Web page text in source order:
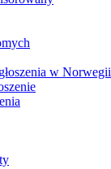
w Norwegii